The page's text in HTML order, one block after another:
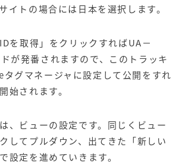
イトの場合には日本を選択します。
を取得」をクリックすればUA－
発番されますので、このトラッキ
グマネージャに設定して公開をすれ
始されます。
、ビューの設定です。同じくビュー
してプルダウン、出てきた「新しい
設定を進めていきます。